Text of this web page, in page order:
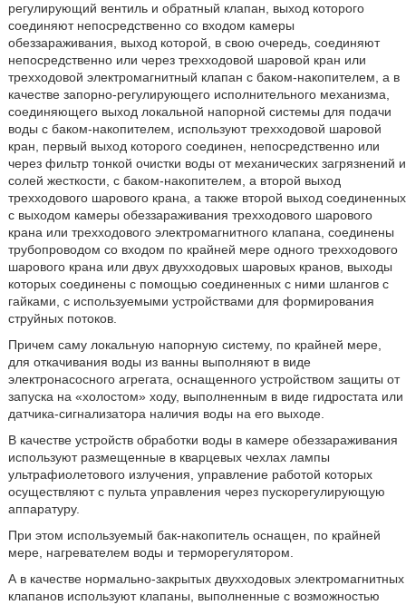
регулирующий вентиль и обратный клапан, выход которого
соединяют непосредственно со входом камеры
обеззараживания, выход которой, в свою очередь, соединяют
непосредственно или через трехходовой шаровой кран или
трехходовой электромагнитный клапан с баком-накопителем, а в
качестве запорно-регулирующего исполнительного механизма,
соединяющего выход локальной напорной системы для подачи
воды с баком-накопителем, используют трехходовой шаровой
кран, первый выход которого соединен, непосредственно или
через фильтр тонкой очистки воды от механических загрязнений и
солей жесткости, с баком-накопителем, а второй выход
трехходового шарового крана, а также второй выход соединенных
с выходом камеры обеззараживания трехходового шарового
крана или трехходового электромагнитного клапана, соединены
трубопроводом со входом по крайней мере одного трехходового
шарового крана или двух двухходовых шаровых кранов, выходы
которых соединены с помощью соединенных с ними шлангов с
гайками, с используемыми устройствами для формирования
струйных потоков.
Причем саму локальную напорную систему, по крайней мере,
для откачивания воды из ванны выполняют в виде
электронасосного агрегата, оснащенного устройством защиты от
запуска на «холостом» ходу, выполненным в виде гидростата или
датчика-сигнализатора наличия воды на его выходе.
В качестве устройств обработки воды в камере обеззараживания
используют размещенные в кварцевых чехлах лампы
ультрафиолетового излучения, управление работой которых
осуществляют с пульта управления через пускорегулирующую
аппаратуру.
При этом используемый бак-накопитель оснащен, по крайней
мере, нагревателем воды и терморегулятором.
А в качестве нормально-закрытых двухходовых электромагнитных
клапанов используют клапаны, выполненные с возможностью